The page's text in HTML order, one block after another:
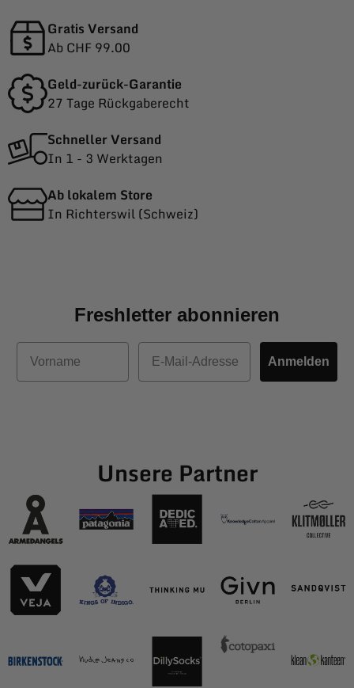
Gratis Versand
Ab CHF 99.00
Geld-zurück-Garantie
27 Tage Rückgaberecht
Schneller Versand
In 1 - 3 Werktagen
Ab lokalem Store
In Richterswil (Schweiz)
Freshletter abonnieren
Vorname
E-Mail
Anmelden
Unsere Partner